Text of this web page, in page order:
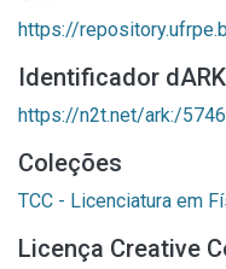
https://
Identificador dARK
https://n2t.net/ark:/
Coleções
TCC - Licenciatura em
Licença Creative